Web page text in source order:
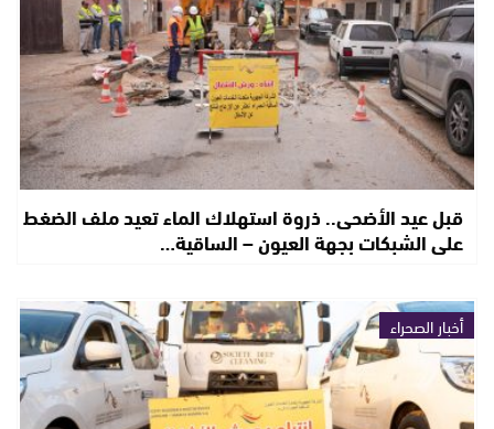
قبل عيد الأضحى.. ذروة استهلاك الماء تعيد ملف الضغط
على الشبكات بجهة العيون – الساقية…
أخبار الصحراء